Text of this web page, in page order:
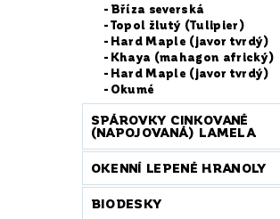
Bříza severská
Topol žlutý (Tulipier)
Hard Maple (javor tvrdý)
Khaya (mahagon africký)
Hard Maple (javor tvrdý)
Okumé
SPÁROVKY CINKOVANÉ
(NAPOJOVANÁ) LAMELA
OKENNÍ LEPENÉ HRANOLY
BIODESKY